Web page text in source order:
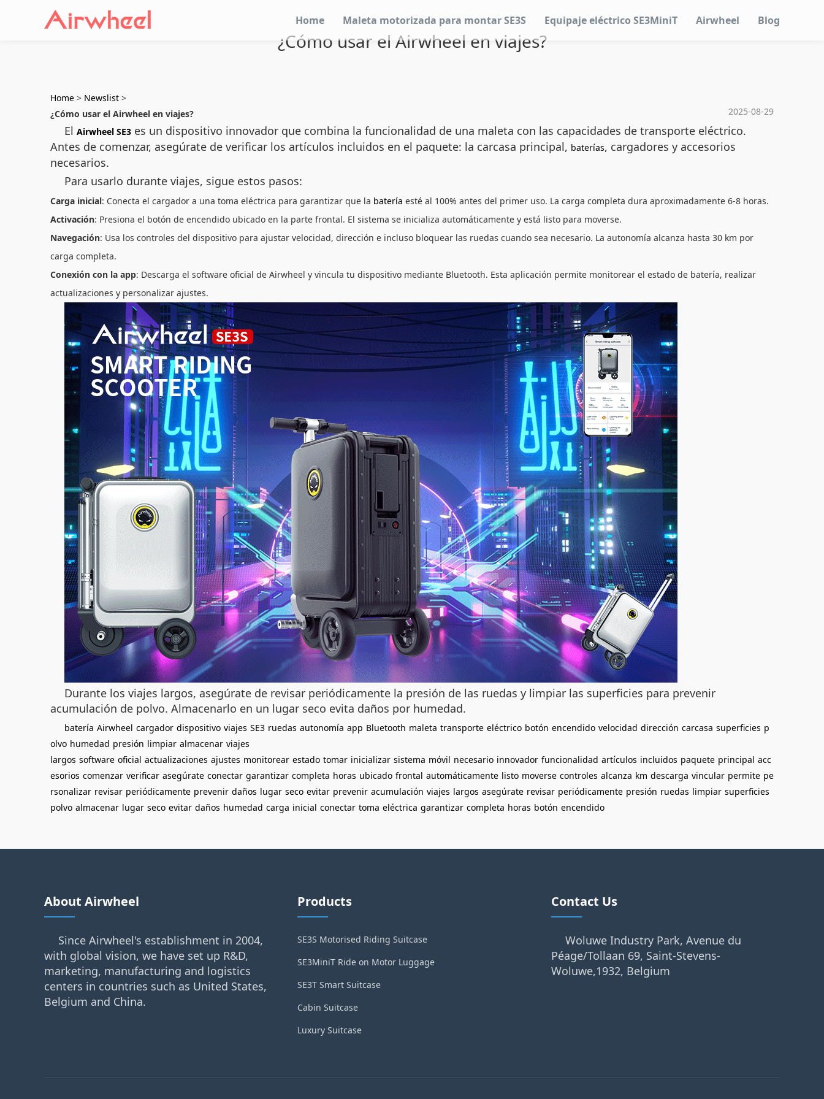
Home Maleta motorizada para montar SE3S Equipaje eléctrico SE3MiniT Airwheel Blog
¿Cómo usar el Airwheel en viajes?
Home > Newslist >
2025-08-29
¿Cómo usar el Airwheel en viajes?
El Airwheel SE3 es un dispositivo innovador que combina la funcionalidad de una maleta con las capacidades de transporte eléctrico.
Antes de comenzar, asegúrate de verificar los artículos incluidos en el paquete: la carcasa principal, baterías, cargadores y accesorios
necesarios.
Para usarlo durante viajes, sigue estos pasos:
Carga inicial: Conecta el cargador a una toma eléctrica para garantizar que la batería esté al 100% antes del primer uso. La carga completa dura aproximadamente 6-8 horas.
Activación: Presiona el botón de encendido ubicado en la parte frontal. El sistema se inicializa automáticamente y está listo para moverse.
Navegación: Usa los controles del dispositivo para ajustar velocidad, dirección e incluso bloquear las ruedas cuando sea necesario. La autonomía alcanza hasta 30 km por
carga completa.
Conexión con la app: Descarga el software oficial de Airwheel y vincula tu dispositivo mediante Bluetooth. Esta aplicación permite monitorear el estado de batería, realizar
actualizaciones y personalizar ajustes.
Durante los viajes largos, asegúrate de revisar periódicamente la presión de las ruedas y limpiar las superficies para prevenir
acumulación de polvo. Almacenarlo en un lugar seco evita daños por humedad.
batería Airwheel cargador dispositivo viajes SE3 ruedas autonomía app Bluetooth maleta transporte eléctrico botón encendido velocidad dirección carcasa superficies p
olvo humedad presión limpiar almacenar viajes
largos software oficial actualizaciones ajustes monitorear estado tomar inicializar sistema móvil necesario innovador funcionalidad artículos incluidos paquete principal acc
esorios comenzar verificar asegúrate conectar garantizar completa horas ubicado frontal automáticamente listo moverse controles alcanza km descarga vincular permite pe
rsonalizar revisar periódicamente prevenir daños lugar seco evitar prevenir acumulación viajes largos asegúrate revisar periódicamente presión ruedas limpiar superficies
polvo almacenar lugar seco evitar daños humedad carga inicial conectar toma eléctrica garantizar completa horas botón encendido
About Airwheel
Since Airwheel's establishment in 2004,
with global vision, we have set up R&D,
marketing, manufacturing and logistics
centers in countries such as United States,
Belgium and China.
Products
SE3S Motorised Riding Suitcase
SE3MiniT Ride on Motor Luggage
SE3T Smart Suitcase
Cabin Suitcase
Luxury Suitcase
Contact Us
Woluwe Industry Park, Avenue du
Péage/Tollaan 69, Saint-Stevens-
Woluwe,1932, Belgium